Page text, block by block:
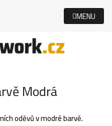
Modrá
oděvů v modré barvě.